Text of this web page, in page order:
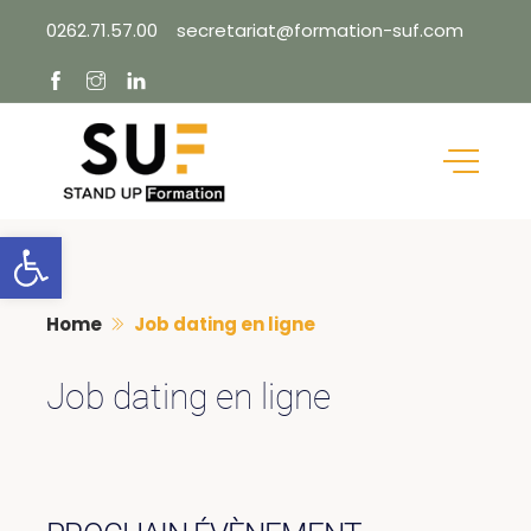
content
0262.71.57.00 secretariat@formation-suf.com
Home Job dating en ligne
Job dating en ligne
Ouvrir la barre d’outils